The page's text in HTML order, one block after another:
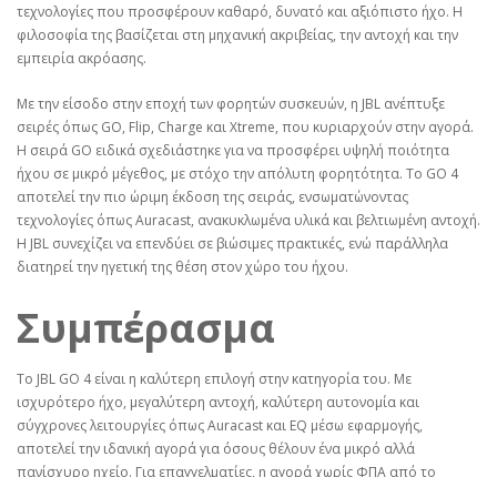
τεχνολογίες που προσφέρουν καθαρό, δυνατό και αξιόπιστο ήχο. Η
φιλοσοφία της βασίζεται στη μηχανική ακριβείας, την αντοχή και την
εμπειρία ακρόασης.
Με την είσοδο στην εποχή των φορητών συσκευών, η JBL ανέπτυξε
σειρές όπως GO, Flip, Charge και Xtreme, που κυριαρχούν στην αγορά.
Η σειρά GO ειδικά σχεδιάστηκε για να προσφέρει υψηλή ποιότητα
ήχου σε μικρό μέγεθος, με στόχο την απόλυτη φορητότητα. Το GO 4
αποτελεί την πιο ώριμη έκδοση της σειράς, ενσωματώνοντας
τεχνολογίες όπως Auracast, ανακυκλωμένα υλικά και βελτιωμένη αντοχή.
Η JBL συνεχίζει να επενδύει σε βιώσιμες πρακτικές, ενώ παράλληλα
διατηρεί την ηγετική της θέση στον χώρο του ήχου.
Συμπέρασμα
Το JBL GO 4 είναι η καλύτερη επιλογή στην κατηγορία του. Με
ισχυρότερο ήχο, μεγαλύτερη αντοχή, καλύτερη αυτονομία και
σύγχρονες λειτουργίες όπως Auracast και EQ μέσω εφαρμογής,
αποτελεί την ιδανική αγορά για όσους θέλουν ένα μικρό αλλά
πανίσχυρο ηχείο. Για επαγγελματίες, η αγορά χωρίς ΦΠΑ από το